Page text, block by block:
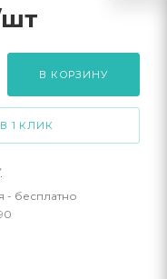
В КОРЗИНУ
1 КЛИК
- бесплатно